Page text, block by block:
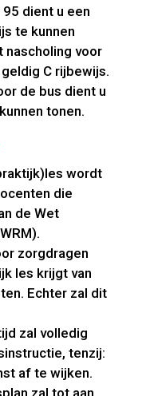
dient u een
te kunnen
nascholing voor
C rijbewijs.
de bus dient u
tonen.
wordt
die
de Wet
zorgdragen
les krijgt van
Echter zal dit
zal volledig
tenzij:
af te wijken.
zal tot aan